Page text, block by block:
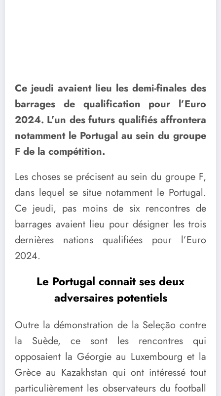
Ce jeudi avaient lieu les demi-finales des
barrages de qualification pour l’Euro
2024. L’un des futurs qualifiés affrontera
notamment le Portugal au sein du groupe
F de la compétition.
Les choses se précisent au sein du groupe F,
dans lequel se situe notamment le Portugal.
Ce jeudi, pas moins de six rencontres de
barrages avaient lieu pour désigner les trois
dernières nations qualifiées pour l’Euro
2024.
Le Portugal connait ses deux
adversaires potentiels
Outre la démonstration de la Seleção contre
la Suède, ce sont les rencontres qui
opposaient la Géorgie au Luxembourg et la
Grèce au Kazakhstan qui ont intéressé tout
particulièrement les observateurs du football